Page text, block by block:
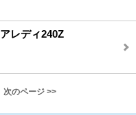
レディ240Z
次のページ >>